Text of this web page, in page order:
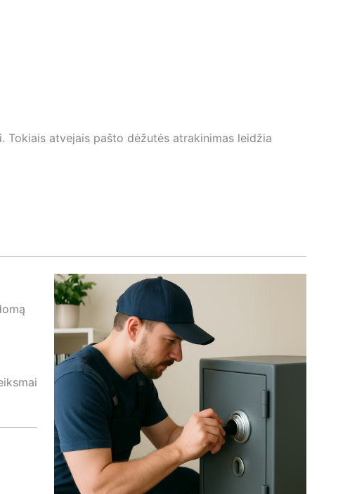
atvejais pašto dėžutės atrakinimas leidžia